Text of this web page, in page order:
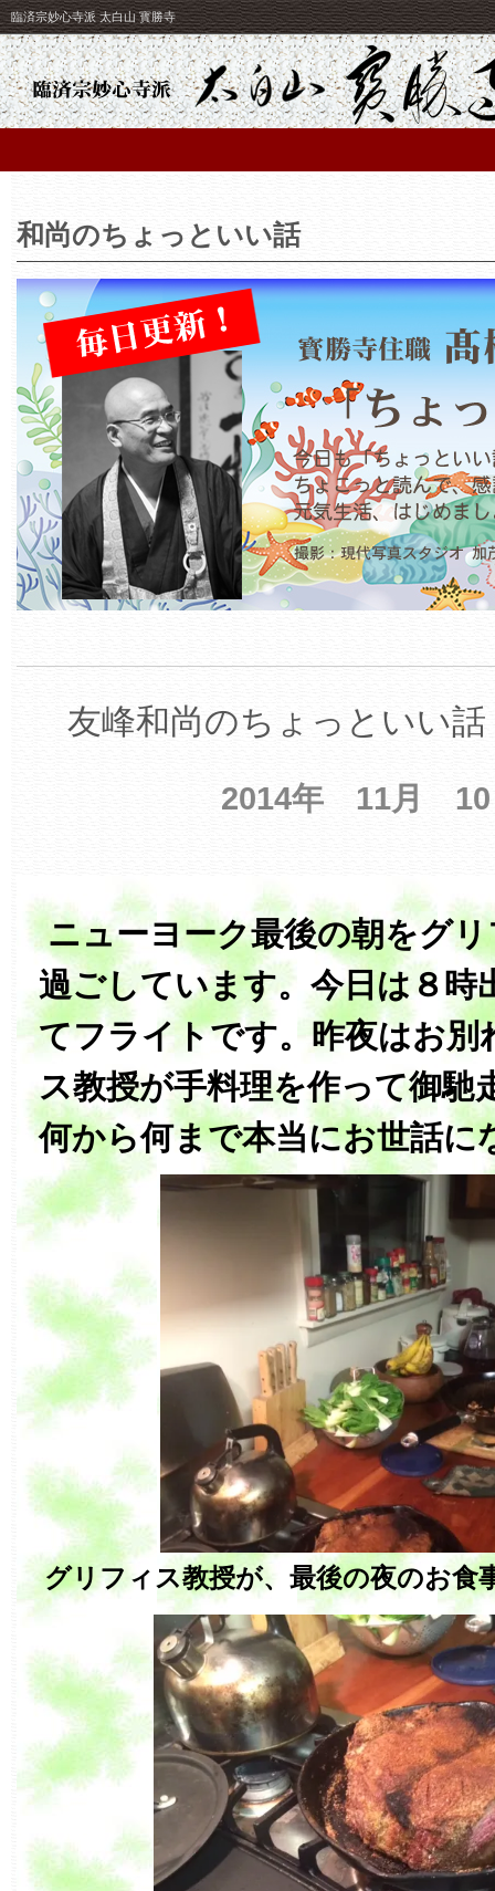
臨済宗妙心寺派 太白山 寳勝寺
和尚のちょっといい話
友峰和尚のちょっといい
2014年 11月
ニューヨーク最後の朝をグ
過ごしています。今日は８時
てフライトです。‏昨夜はお別
ス教授が手料理を作って御馳
何から何まで本当にお世話に
グリフィス教授が、最後の夜のお食